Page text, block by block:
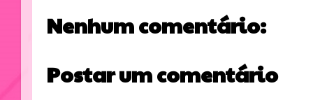
Nenhum comentário:
Postar um comentário